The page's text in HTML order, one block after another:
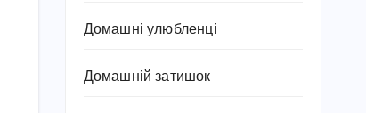
Домашні улюбленці
Домашній затишок